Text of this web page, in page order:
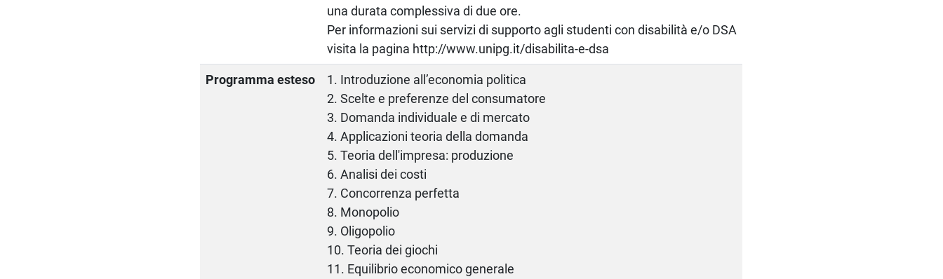
una durata complessiva di due ore.
Per informazioni sui servizi di supporto agli studenti con disabilità e/o DSA
visita la pagina http://www.unipg.it/disabilita-e-dsa
Programma esteso
1. Introduzione all’economia politica
2. Scelte e preferenze del consumatore
3. Domanda individuale e di mercato
4. Applicazioni teoria della domanda
5. Teoria dell'impresa: produzione
6. Analisi dei costi
7. Concorrenza perfetta
8. Monopolio
9. Oligopolio
10. Teoria dei giochi
11. Equilibrio economico generale